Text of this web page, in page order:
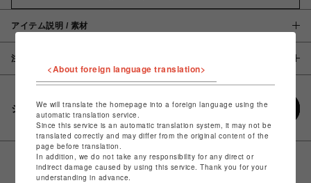
アイテム説明 / 素材
注意事項
シェアする
<About foreign language translation>
We will translate the homepage into a foreign language using the
automatic translation service.
Since this service is an automatic translation system, it may not be
translated correctly and may differ from the original content of the
page before translation.
In addition, we do not take any responsibility for any direct or
indirect damage caused by using this service. Thank you for your
understanding in advance.